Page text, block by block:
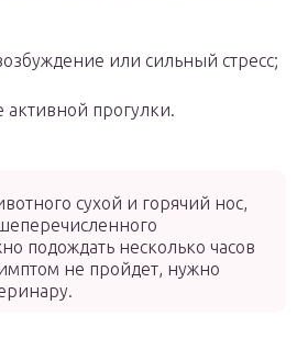
или сильный стресс;
активной прогулки.
сухой и горячий нос,
подождать несколько часов
не пройдет, нужно